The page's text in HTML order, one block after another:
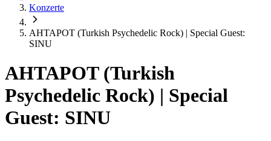
Konzerte
AHTAPOT (Turkish Psychedelic Rock) | Special Guest:
SINU
AHTAPOT (Turkish
Psychedelic Rock) | Special
Guest: SINU